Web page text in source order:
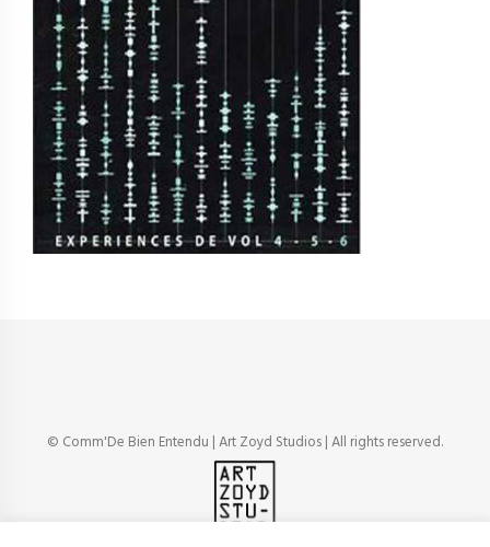
© Comm'De Bien Entendu | Art Zoyd Studios | All rights reserved.